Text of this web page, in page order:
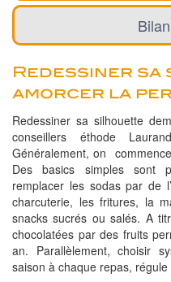
Redessiner
amorcer la
Redessiner sa silhouette
conseillers éthode
Généralement, on
Des basics simples sont
remplacer les sodas par de
charcuterie, les fritures, la
snacks sucrés ou salés. A
chocolatées par des fruits
an. Parallèlement, choisir
saison à chaque repas,